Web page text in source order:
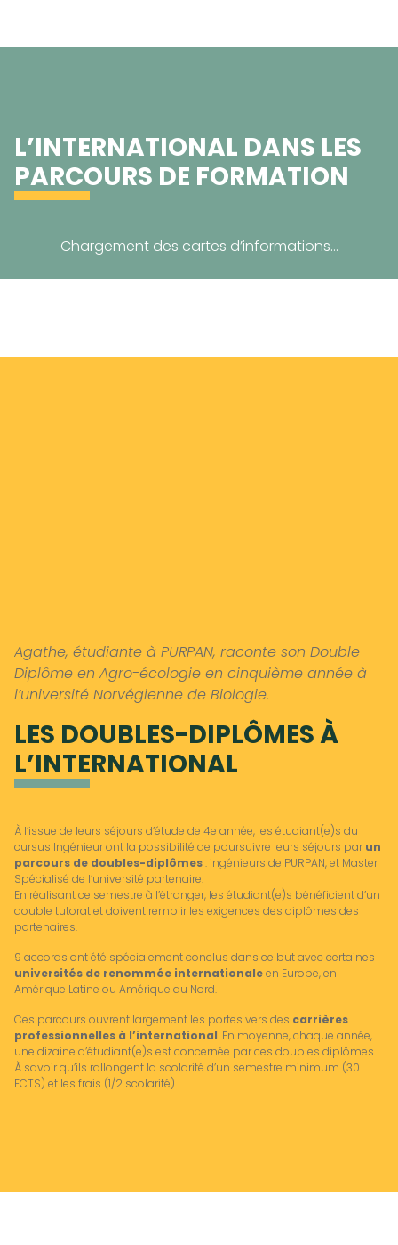
L’INTERNATIONAL DANS LES
PARCOURS DE FORMATION
Chargement des cartes d’informations…
Agathe, étudiante à PURPAN, raconte son Double
Diplôme en Agro-écologie en cinquième année à
l’université Norvégienne de Biologie.
LES DOUBLES-DIPLÔMES À
L’INTERNATIONAL
À l’issue de leurs séjours d’étude de 4e année, les étudiant(e)s du
cursus Ingénieur ont la possibilité de poursuivre leurs séjours par un
parcours de doubles-diplômes: ingénieurs de PURPAN, et Master
Spécialisé de l’université partenaire.
En réalisant ce semestre à l’étranger, les étudiant(e)s bénéficient d’un
double tutorat et doivent remplir les exigences des diplômes des
partenaires.
9 accords ont été spécialement conclus dans ce but avec certaines
universités de renommée internationaleen Europe, en
Amérique Latine ou Amérique du Nord.
Ces parcours ouvrent largement les portes vers des carrières
professionnelles à l’international. En moyenne, chaque année,
une dizaine d’étudiant(e)s est concernée par ces doubles diplômes.
À savoir qu’ils rallongent la scolarité d’un semestre minimum (30
ECTS) et les frais (1/2 scolarité).